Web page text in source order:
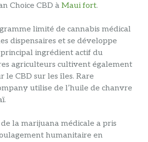
Choice CBD à Maui fort.
limité de cannabis médical
dispensaires et se développe
ingrédient actif du
agriculteurs cultivent également
le CBD sur les îles. Rare
utilise de l’huile de chanvre
la marijuana médicale a pris
humanitaire en